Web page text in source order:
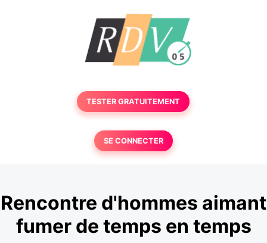
TESTER GRATUITEMENT
SE CONNECTER
Rencontre d'hommes aimant
fumer de temps en temps